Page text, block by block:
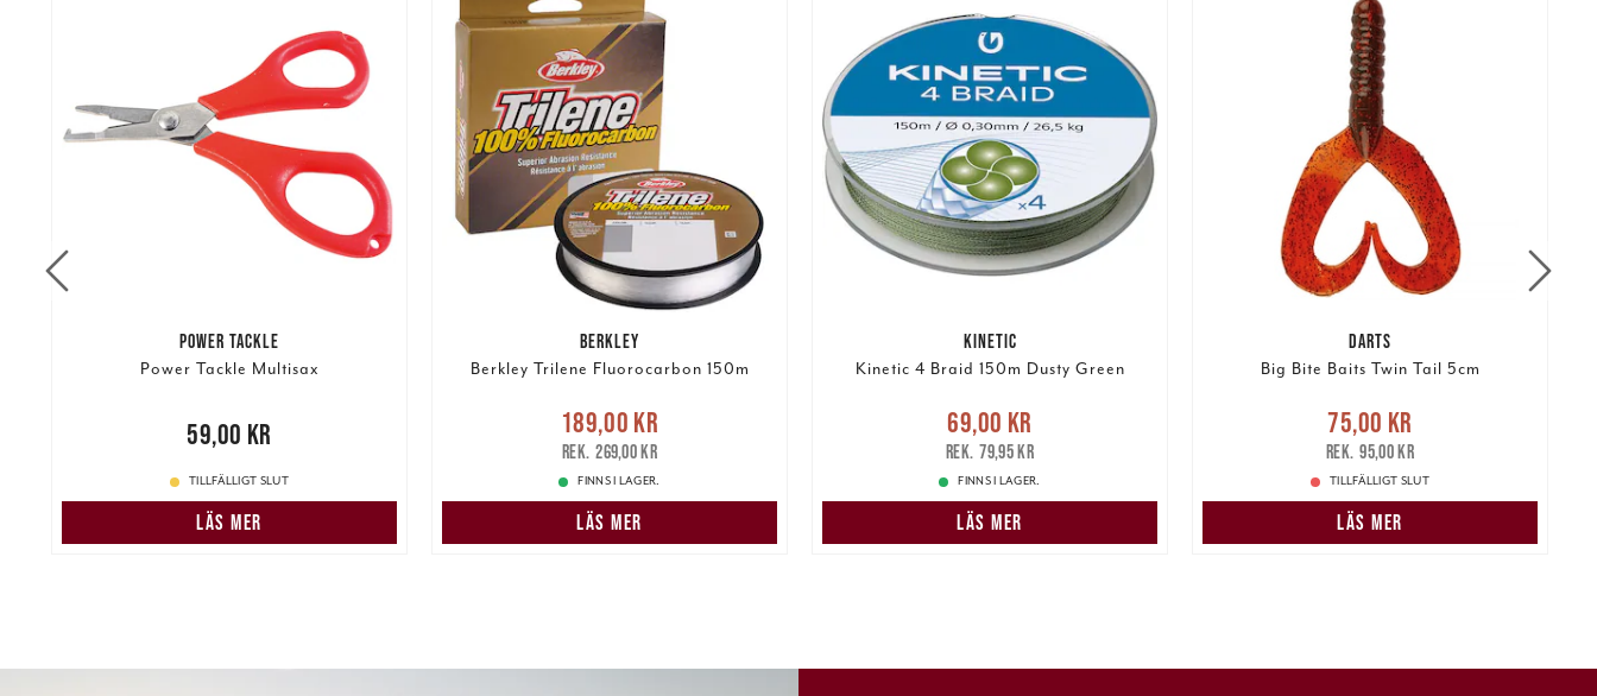
POWER TACKLE
Power Tackle Multisax
59,00 kr59,00 kr
TILLFÄLLIGT SLUT
LÄS MER
BERKLEY
Berkley Trilene Fluorocarbon 150m
Nuvarande pris
Tidigare pris
189,00 kr
269,00 kr
FINNS I LAGER.
LÄS MER
KINETIC
Kinetic 4 Braid 150m Dusty Green
Nuvarande pris :69,00 kr
pris:79,95 kr
69,00 kr
79,95 kr
FINNS I LAGER.
LÄS MER
DARTS
Big Bite Baits Twin Tail 5cm
Nuvarande pris :75,00 kr
pris:95,00 kr
75,00 kr
95,00 kr
TILLFÄLLIGT SLUT
LÄS MER